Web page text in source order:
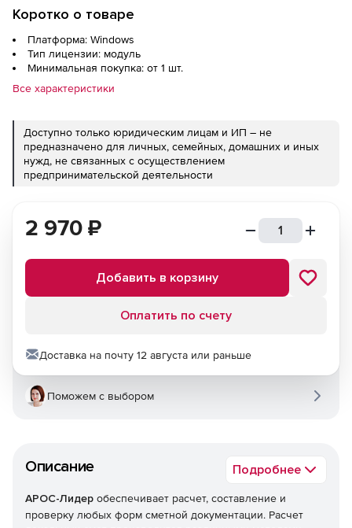
Коротко о товаре
Платформа: Windows
Тип лицензии: модуль
Минимальная покупка: от 1 шт.
Все характеристики
Доступно только юридическим лицам и ИП – не
предназначено для личных, семейных, домашних и иных
нужд, не связанных с осуществлением
предпринимательской деятельности
Описание Подробнее
АРОС-Лидер обеспечивает расчет, составление и
проверку любых форм сметной документации. Расчет
2 970 ₽
Добавить в корзину
Оплатить по счету
Доставка на почту 12 августа или раньше
Поможем с выбором